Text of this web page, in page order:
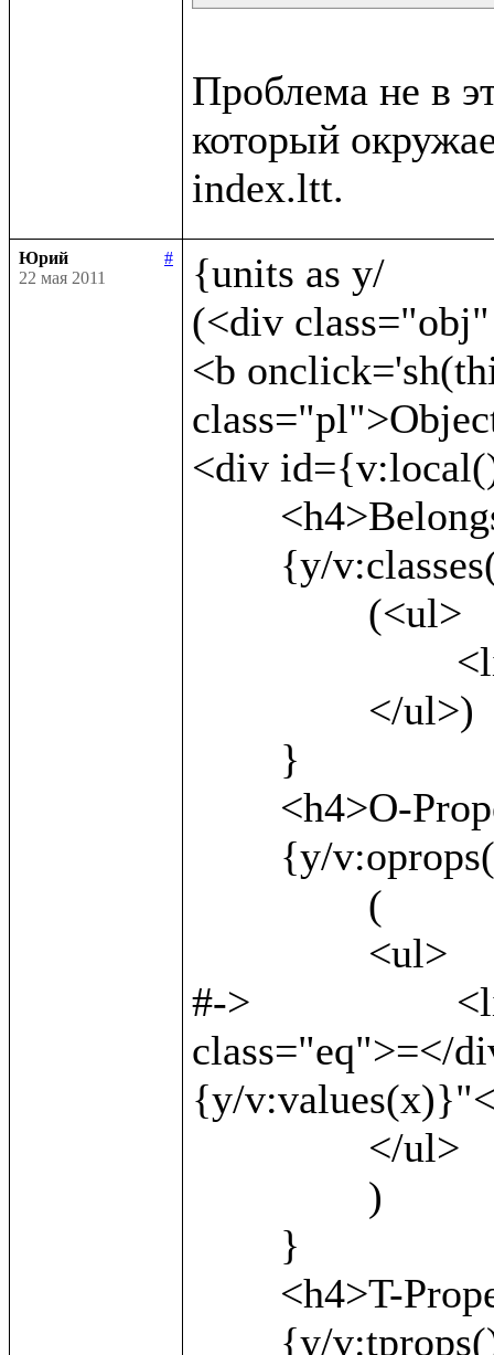
Проблема не в
который
Юрий
#
22 мая 2011
{units as y/
(<div
<b
<div
#->			<li><b>{v:local()}</b> <div
class="eq">=</
{y/